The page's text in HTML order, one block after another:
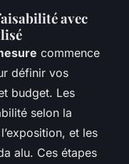
avec
commence
définir vos
budget. Les
selon la
et les
alu. Ces étapes